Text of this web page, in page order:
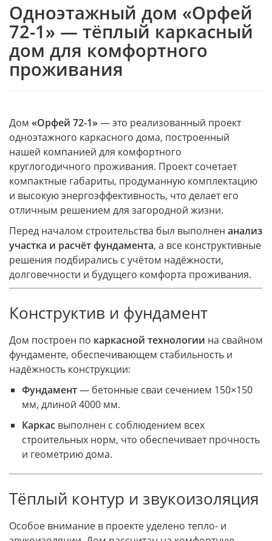
Одноэтажный дом «Орфей
72-1» — тёплый каркасный
дом для комфортного
проживания
Дом «Орфей 72-1»— это реализованный проект
одноэтажного каркасного дома, построенный
нашей компанией для комфортного
круглогодичного проживания. Проект сочетает
компактные габариты, продуманную комплектацию
и высокую энергоэффективность, что делает его
отличным решением для загородной жизни.
Перед началом строительства был выполнен анализ
участка и расчёт фундамента, а все конструктивные
решения подбирались с учётом надёжности,
долговечности и будущего комфорта проживания.
Конструктив и фундамент
Дом построен по каркасной технологии на свайном
фундаменте, обеспечивающем стабильность и
надёжность конструкции:
Фундамент— бетонные сваи сечением 150×150
мм, длиной 4000 мм.
Каркасвыполнен с соблюдением всех
строительных норм, что обеспечивает прочность
и геометрию дома.
Тёплый контур и звукоизоляция
Особое внимание в проекте уделено тепло- и